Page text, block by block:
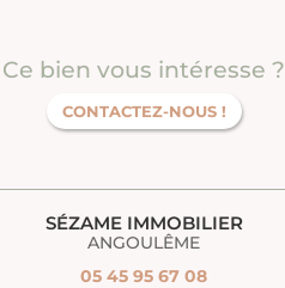
Ce bien vous intéresse ?
CONTACTEZ-NOUS !
SÉZAME IMMOBILIER
ANGOULÊME
05 45 95 67 08